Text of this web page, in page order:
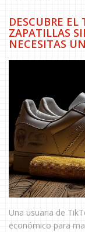
DESCUBRE
ZAPATILLAS
NECESITAS
Una usuaria de
económico para